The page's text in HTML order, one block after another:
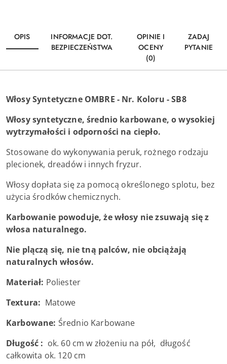
OPIS
INFORMACJE DOT.
BEZPIECZEŃSTWA
OPINIE I
OCENY
(0)
ZADAJ
PYTANIE
Włosy Syntetyczne OMBRE - Nr. Koloru - SB8
Włosy syntetyczne, średnio karbowane, o wysokiej
wytrzymałości i odporności na ciepło.
Stosowane do wykonywania peruk, rożnego rodzaju
plecionek, dreadów i innych fryzur.
Włosy dopłata się za pomocą określonego splotu, bez
użycia środków chemicznych.
Karbowanie powoduje, że włosy nie zsuwają się z
włosa naturalnego.
Nie plączą się, nie tną palców, nie obciążają
naturalnych włosów.
Materiał: Poliester
Textura: Matowe
Karbowane: Średnio Karbowane
Długość : ok. 60 cm w złożeniu na pół, długość
całkowita ok. 120 cm